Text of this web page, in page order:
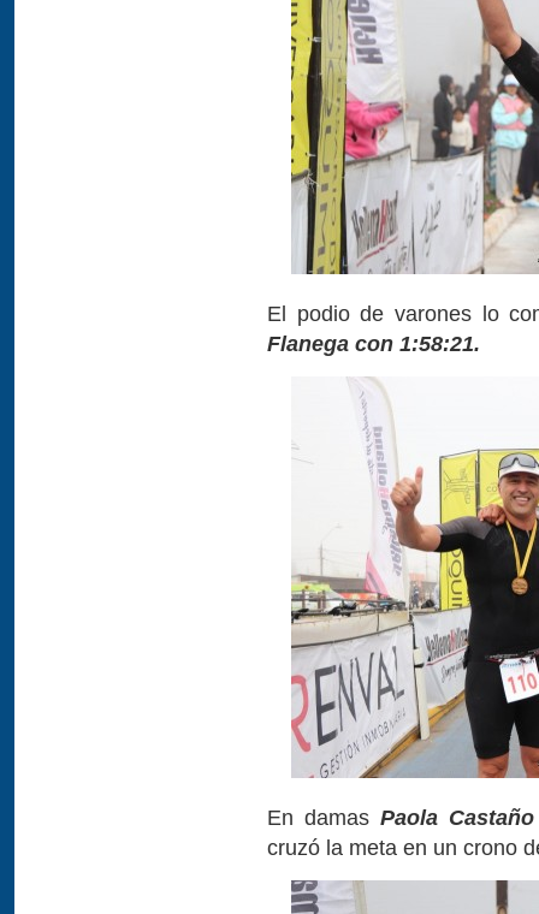
El podio de varones lo
Flanega con 1:58:21.
En damasPaola Castaño
cruzó la meta en un crono